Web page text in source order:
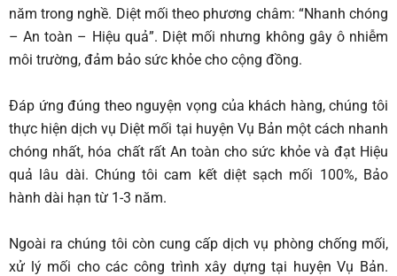
năm trong nghề. Diệt mối theo phương châm: “Nhanh chóng
– An toàn – Hiệu quả”. Diệt mối nhưng không gây ô nhiễm
môi trường, đảm bảo sức khỏe cho cộng đồng.
Đáp ứng đúng theo nguyện vọng của khách hàng, chúng tôi
thực hiện dịch vụ Diệt mối tại huyện Vụ Bản một cách nhanh
chóng nhất, hóa chất rất An toàn cho sức khỏe và đạt Hiệu
quả lâu dài. Chúng tôi cam kết diệt sạch mối 100%, Bảo
hành dài hạn từ 1-3 năm.
Ngoài ra chúng tôi còn cung cấp dịch vụ phòng chống mối,
xử lý mối cho các công trình xây dựng tại huyện Vụ Bản.